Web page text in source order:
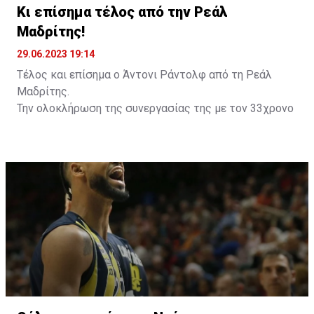
Κι επίσημα τέλος από την Ρεάλ
Μαδρίτης!
29.06.2023 19:14
Τέλος και επίσημα ο Άντονι Ράντολφ από τη Ρεάλ
Μαδρίτης.
Την ολοκλήρωση της συνεργασίας της με τον 33χρονο
Ο Αμερικανός άσος μετακινήθηκε το 2016 στη
Μαδρίτη έπειτα από μία εξαιρετική διετία στη Ρωσία
με τη Λοκομοτίβ Κουμπάν και κατέκτησε 12 τίτλους
(2 Ευρωλίγκες, 3 πρωταθλήματα, 2 Κύπελλα, 5 Σούπερ
Καπ Ισπανίας) σε 7 σεζόν.
Πάντως, τα τελευταία χρόνια δεν είχε πολύ χρόνο
συμμετοχής, καθώς ταλαιπωρήθηκε από σοβαρούς
τραυματισμούς. Τη φετινή σεζόν αγωνίστηκε σε 8